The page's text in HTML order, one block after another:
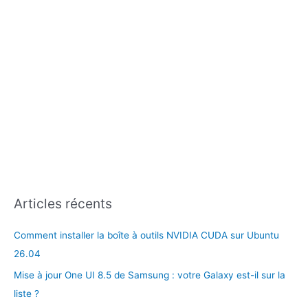
Articles récents
Comment installer la boîte à outils NVIDIA CUDA sur Ubuntu
26.04
Mise à jour One UI 8.5 de Samsung : votre Galaxy est-il sur la
liste ?